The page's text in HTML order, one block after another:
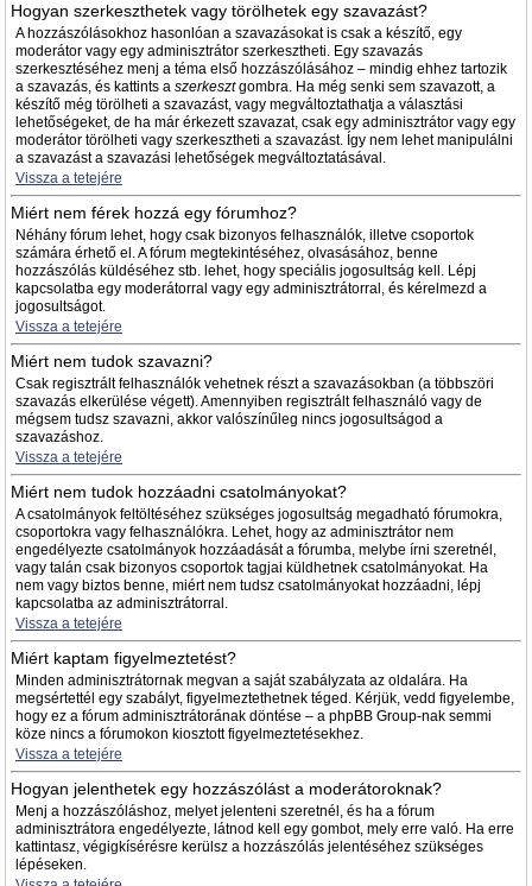
Hogyan szerkeszthetek vagy törölhetek egy szavazást?
A hozzászólásokhoz hasonlóan a szavazásokat is csak a készítő, egy
moderátor vagy egy adminisztrátor szerkesztheti. Egy szavazás
szerkesztéséhez menj a téma első hozzászólásához – mindig ehhez tartozik
a szavazás, és kattints a szerkesztgombra. Ha még senki sem szavazott, a
készítő még törölheti a szavazást, vagy megváltoztathatja a választási
lehetőségeket, de ha már érkezett szavazat, csak egy adminisztrátor vagy egy
moderátor törölheti vagy szerkesztheti a szavazást. Így nem lehet manipulálni
a szavazást a szavazási lehetőségek megváltoztatásával.
Vissza a tetejére
Miért nem férek hozzá egy fórumhoz?
Néhány fórum lehet, hogy csak bizonyos felhasználók, illetve csoportok
számára érhető el. A fórum megtekintéséhez, olvasásához, benne
hozzászólás küldéséhez stb. lehet, hogy speciális jogosultság kell. Lépj
kapcsolatba egy moderátorral vagy egy adminisztrátorral, és kérelmezd a
jogosultságot.
Vissza a tetejére
Miért nem tudok szavazni?
Csak regisztrált felhasználók vehetnek részt a szavazásokban (a többszöri
szavazás elkerülése végett). Amennyiben regisztrált felhasználó vagy de
mégsem tudsz szavazni, akkor valószínűleg nincs jogosultságod a
szavazáshoz.
Vissza a tetejére
Miért nem tudok hozzáadni csatolmányokat?
A csatolmányok feltöltéséhez szükséges jogosultság megadható fórumokra,
csoportokra vagy felhasználókra. Lehet, hogy az adminisztrátor nem
engedélyezte csatolmányok hozzáadását a fórumba, melybe írni szeretnél,
vagy talán csak bizonyos csoportok tagjai küldhetnek csatolmányokat. Ha
nem vagy biztos benne, miért nem tudsz csatolmányokat hozzáadni, lépj
kapcsolatba az adminisztrátorral.
Vissza a tetejére
Miért kaptam figyelmeztetést?
Minden adminisztrátornak megvan a saját szabályzata az oldalára. Ha
megsértettél egy szabályt, figyelmeztethetnek téged. Kérjük, vedd figyelembe,
hogy ez a fórum adminisztrátorának döntése – a phpBB Group-nak semmi
köze nincs a fórumokon kiosztott figyelmeztetésekhez.
Vissza a tetejére
Hogyan jelenthetek egy hozzászólást a moderátoroknak?
Menj a hozzászóláshoz, melyet jelenteni szeretnél, és ha a fórum
adminisztrátora engedélyezte, látnod kell egy gombot, mely erre való. Ha erre
kattintasz, végigkísérésre kerülsz a hozzászólás jelentéséhez szükséges
lépéseken.